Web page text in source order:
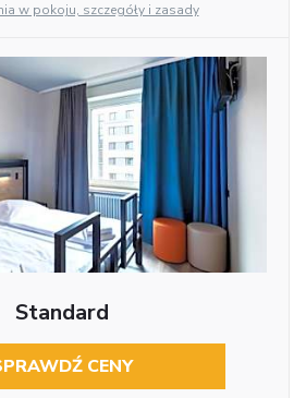
w pokoju, szczegóły i zasady
Standard
CENY